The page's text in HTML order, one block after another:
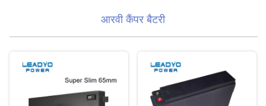
आरवी कैंपर बैटरी